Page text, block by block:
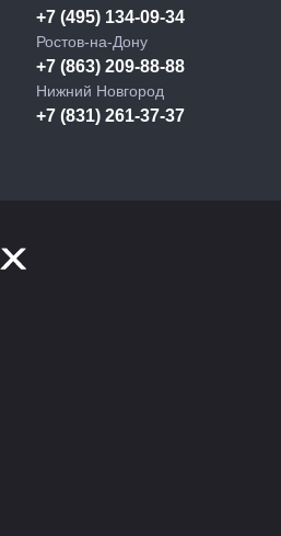
+7 (495) 134-09-34
Ростов-на-Дону
+7 (863) 209-88-88
Нижний Новгород
+7 (831) 261-37-37